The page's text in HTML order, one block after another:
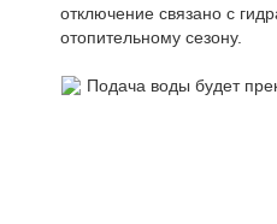
отключение связано с
отопительному сезону.
Подача воды будет